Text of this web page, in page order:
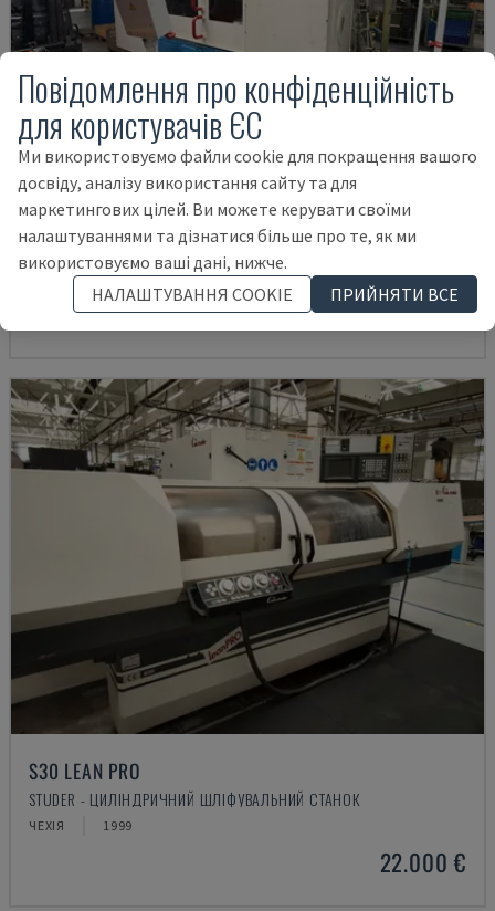
RNS 55
KAPP - ЦИЛІНДРИЧНИЙ ШЛІФУВАЛЬНИЙ СТАНОК
НІМЕЧЧИНА 2005
35.000 €
S30 LEAN PRO
STUDER - ЦИЛІНДРИЧНИЙ ШЛІФУВАЛЬНИЙ СТАНОК
ЧЕХІЯ 1999
22.000 €
Повідомлення про конфіденційність
для користувачів ЄС
Ми використовуємо файли cookie для покращення вашого
досвіду, аналізу використання сайту та для
маркетингових цілей. Ви можете керувати своїми
налаштуваннями та дізнатися більше про те, як ми
використовуємо ваші дані, нижче.
НАЛАШТУВАННЯ COOKIE
ПРИЙНЯТИ ВСЕ